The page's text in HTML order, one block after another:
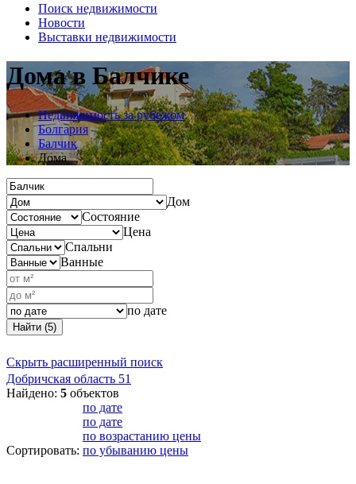
Поиск недвижимости
Новости
Выставки недвижимости
Домав Балчике
Недвижимость за рубежом
Болгария
Балчик
Дома
Дом
Состояние
Цена
Спальни
Ванные
по дате
Найти (5)
Скрыть расширенный поиск
Добричская область 51
Найдено: 5 объектов
Сортировать:
по дате
по дате
по возрастанию цены
по убыванию цены